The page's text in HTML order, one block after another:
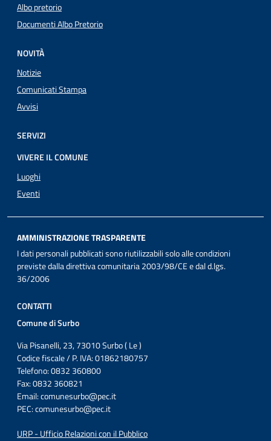
Albo pretorio
Documenti Albo Pretorio
NOVITÀ
Notizie
Comunicati Stampa
Avvisi
SERVIZI
VIVERE IL COMUNE
Luoghi
Eventi
AMMINISTRAZIONE TRASPARENTE
I dati personali pubblicati sono riutilizzabili solo alle condizioni
previste dalla direttiva comunitaria 2003/98/CE e dal d.lgs.
36/2006
CONTATTI
Comune di Surbo
Via Pisanelli, 23, 73010 Surbo ( Le )
Codice fiscale / P. IVA: 01862180757
Telefono: 0832 360800
Fax: 0832 360821
Email:comunesurbo@pec.it
PEC:comunesurbo@pec.it
URP - Ufficio Relazioni con il Pubblico